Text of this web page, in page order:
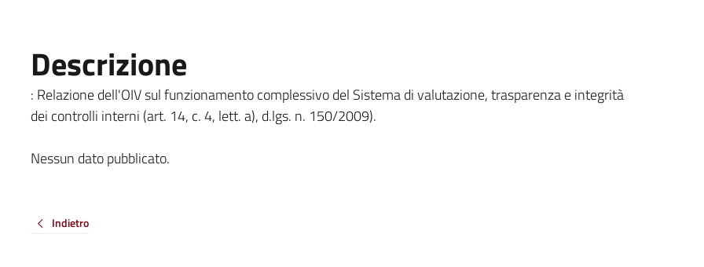
Descrizione
: Relazione dell'OIV sul funzionamento complessivo del Sistema di valutazione, trasparenza e integrità
dei controlli interni (art. 14, c. 4, lett. a), d.lgs. n. 150/2009).
Nessun dato pubblicato.
Indietro